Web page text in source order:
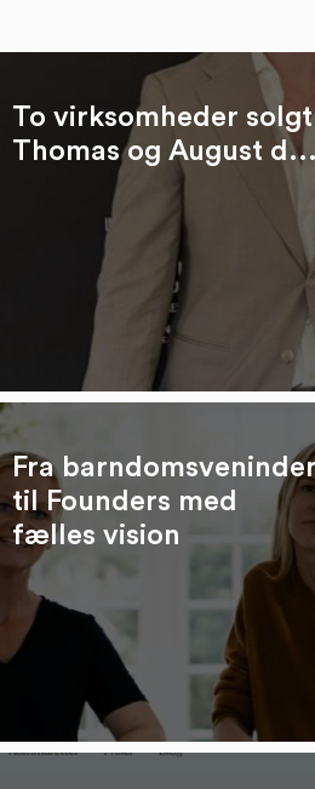
To virksomheder
Thomas og August d...
Fra barndomsveninder
til Founders med
fælles vision